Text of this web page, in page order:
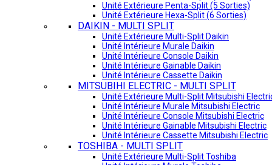
Unité Extérieure Penta-Split (5 Sorties)
Unité Extérieure Hexa-Split (6 Sorties)
DAIKIN - MULTI SPLIT
Unité Extérieure Multi-Split Daikin
Unité Intérieure Murale Daikin
Unité Intérieure Console Daikin
Unité Intérieure Gainable Daikin
Unité Intérieure Cassette Daikin
MITSUBIHI ELECTRIC - MULTI SPLIT
Unité Extérieure Multi-Split Mitsubishi
Unité Intérieure Murale Mitsubishi Electric
Unité Intérieure Console Mitsubishi Electric
Unité Intérieure Gainable Mitsubishi Electric
Unité Intérieure Cassette Mitsubishi Electric
TOSHIBA - MULTI SPLIT
Unité Extérieure Multi-Split Toshiba